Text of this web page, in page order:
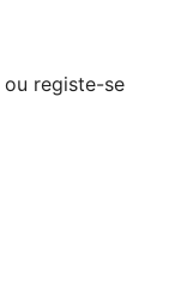
ou registe-se